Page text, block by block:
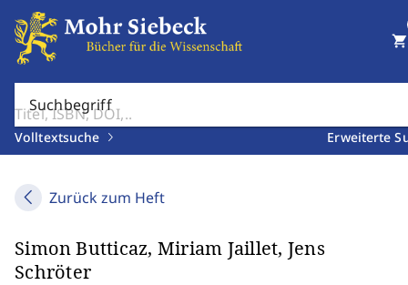
Suchbegriff
Volltextsuche Erweiterte
shopping_cart
Zurück zum Heft
Simon Butticaz, Miriam Jaillet, Jens
Schröter